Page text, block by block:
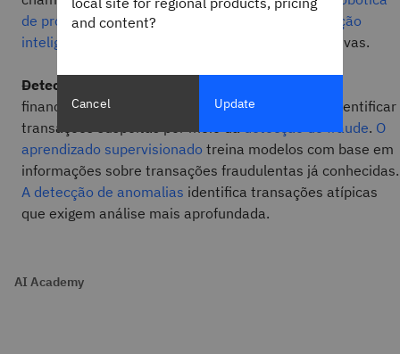
de processos (RPA)utiliza tecnologias de
automação
inteligente
para executar tarefas manuais repetitivas.
Detecção de fraude:
financeiras usam aprendizado de máquina para identificar
transações suspeitas por meio dadetecção de fraude. O
aprendizado supervisionado treina modelos com base em
informações sobre transações fraudulentas já conhecidas.
A detecção de anomalias identifica transações atípicas
que exigem análise mais aprofundada.
AI Academy
and content?
Cancel Update